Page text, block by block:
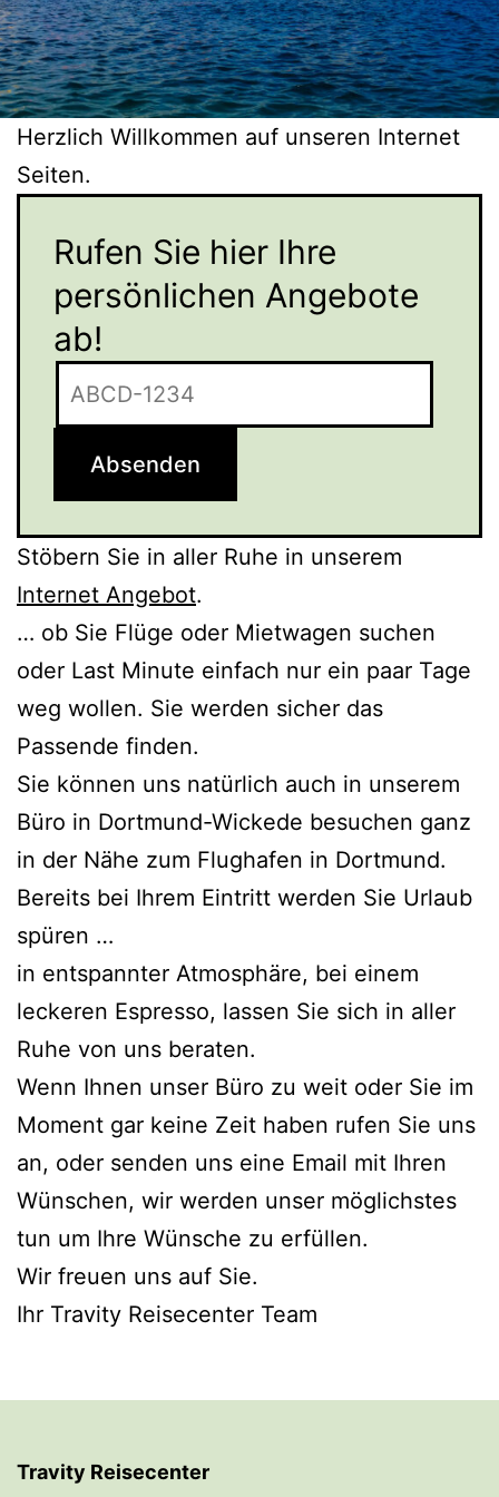
Hellweg
113
Telefon
0231
1769885
Herzlich Willkommen auf unseren Internet
Seiten.
Rufen Sie hier Ihre
persönlichen Angebote
ab!
Absenden
Stöbern Sie in aller Ruhe in unserem
Internet Angebot.
… ob Sie Flüge oder Mietwagen suchen
oder Last Minute einfach nur ein paar Tage
weg wollen. Sie werden sicher das
Passende finden.
Sie können uns natürlich auch in unserem
Büro in Dortmund-Wickede besuchen ganz
in der Nähe zum Flughafen in Dortmund.
Bereits bei Ihrem Eintritt werden Sie Urlaub
spüren …
in entspannter Atmosphäre, bei einem
leckeren Espresso, lassen Sie sich in aller
Ruhe von uns beraten.
Wenn Ihnen unser Büro zu weit oder Sie im
Moment gar keine Zeit haben rufen Sie uns
an, oder senden uns eine Email mit Ihren
Wünschen, wir werden unser möglichstes
tun um Ihre Wünsche zu erfüllen.
Wir freuen uns auf Sie.
Ihr Travity Reisecenter Team
Travity Reisecenter